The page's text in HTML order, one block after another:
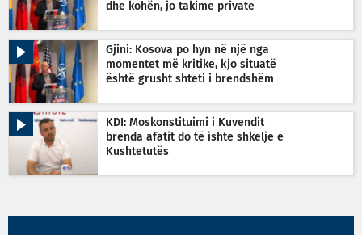
dhe kohën, jo takime private
Gjini: Kosova po hyn në një nga
momentet më kritike, kjo situatë
është grusht shteti i brendshëm
KDI: Moskonstituimi i Kuvendit
brenda afatit do të ishte shkelje e
Kushtetutës